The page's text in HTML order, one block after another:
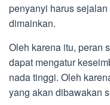
penyanyi harus
dimainkan.
Oleh karena itu, peran
dapat mengatur
nada tinggi. Oleh
yang akan dibawakan